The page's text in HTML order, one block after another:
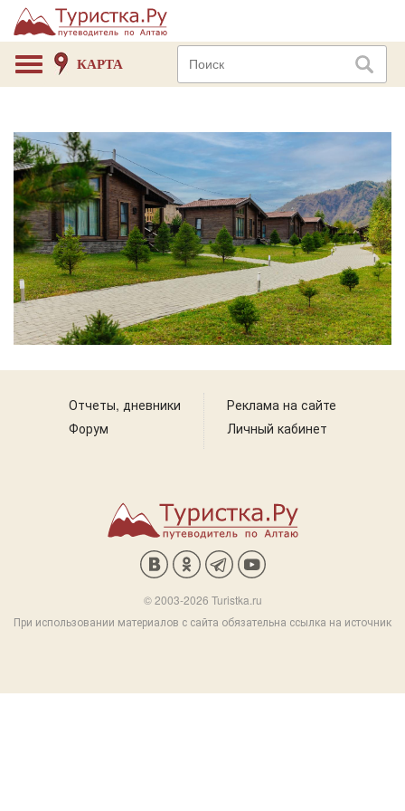
КАРТА
Отчеты, дневники
Форум
Реклама на сайте
Личный кабинет
© 2003-2026 Turistka.ru
При использовании материалов с сайта обязательна ссылка на источник